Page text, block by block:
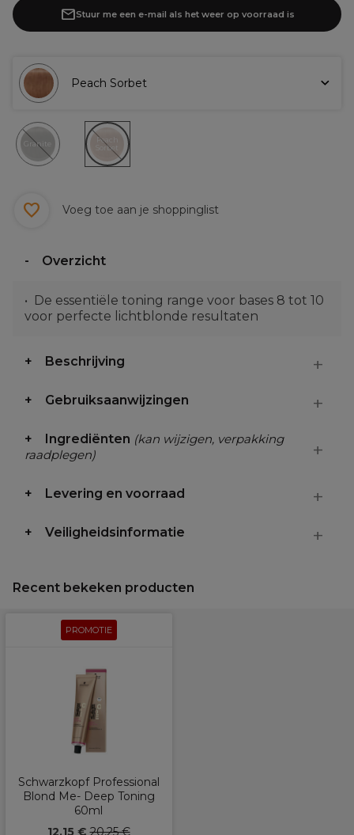
Stuur me een e-mail als het weer op voorraad is
Peach Sorbet
Granite
Peach
Sorbet
Voeg toe aan je shoppinglist
Overzicht
De essentiële toning range voor bases 8 tot 10
voor perfecte lichtblonde resultaten
Beschrijving
Gebruiksaanwijzingen
Ingrediënten (kan wijzigen, verpakking
raadplegen)
Levering en voorraad
Veiligheidsinformatie
Recent bekeken producten
PROMOTIE
Schwarzkopf Professional
Blond Me- Deep Toning
60ml
12,15 €20,25 €